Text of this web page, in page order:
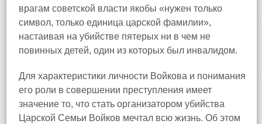
врагам советской власти якобы «нужен только
символ, только единица царской фамилии»,
настаивая на убийстве пятерых ни в чем не
повинных детей, один из которых был инвалидом.
Для характеристики личности Войкова и понимания
его роли в совершении преступления имеет
значение то, что стать организатором убийства
Царской Семьи Войков мечтал всю жизнь. Об этом